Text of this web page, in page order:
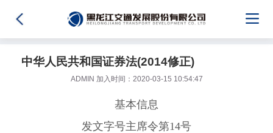
中华人民共和国证券法(2014修正)
ADMIN 加入时间：2020-03-15 10:54:47
基本信息
发文字号主席令第14号